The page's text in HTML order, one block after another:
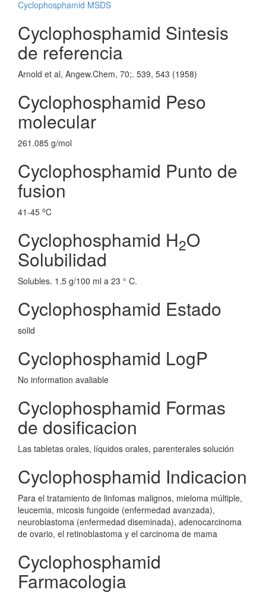
Cyclophosphamid MSDS
Cyclophosphamid Sintesis
de referencia
Arnold et al, Angew.Chem, 70;. 539, 543 (1958)
Cyclophosphamid Peso
molecular
261.085 g/mol
Cyclophosphamid Punto de
fusion
41-45 oC
Cyclophosphamid H2O
Solubilidad
Solubles. 1.5 g/100 ml a 23 ° C.
Cyclophosphamid Estado
solid
Cyclophosphamid LogP
No information avaliable
Cyclophosphamid Formas
de dosificacion
Las tabletas orales, líquidos orales, parenterales solución
Cyclophosphamid Indicacion
Para el tratamiento de linfomas malignos, mieloma múltiple,
leucemia, micosis fungoide (enfermedad avanzada),
neuroblastoma (enfermedad diseminada), adenocarcinoma
de ovario, el retinoblastoma y el carcinoma de mama
Cyclophosphamid
Farmacologia